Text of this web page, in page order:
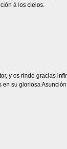
á los cielos.
y os rindo gracias
su gloriosa